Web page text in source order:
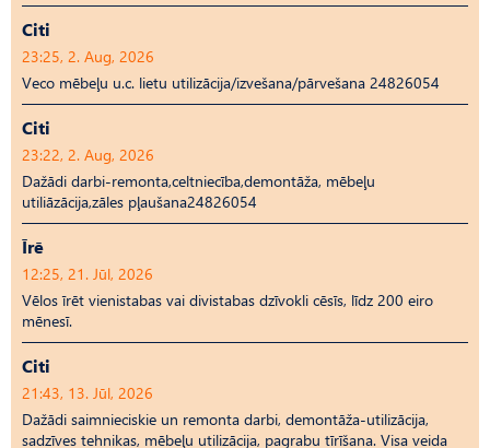
Citi
23:25, 2. Aug, 2026
Veco mēbeļu u.c. lietu utilizācija/izvešana/pārvešana 24826054
Citi
23:22, 2. Aug, 2026
Dažādi darbi-remonta,celtniecība,demontāža, mēbeļu
utiliāzācija,zāles pļaušana24826054
Īrē
12:25, 21. Jūl, 2026
Vēlos īrēt vienistabas vai divistabas dzīvokli cēsīs, līdz 200 eiro
mēnesī.
Citi
21:43, 13. Jūl, 2026
Dažādi saimnieciskie un remonta darbi, demontāža-utilizācija,
sadzīves tehnikas, mēbeļu utilizācija, pagrabu tīrīšana. Visa veida